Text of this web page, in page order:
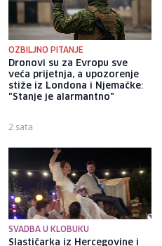
OZBILJNO PITANJE
Dronovi su za Evropu sve
veća prijetnja, a upozorenje
stiže iz Londona i Njemačke:
"Stanje je alarmantno"
2 sata
SVADBA U KLOBUKU
Slastičarka iz Hercegovine i